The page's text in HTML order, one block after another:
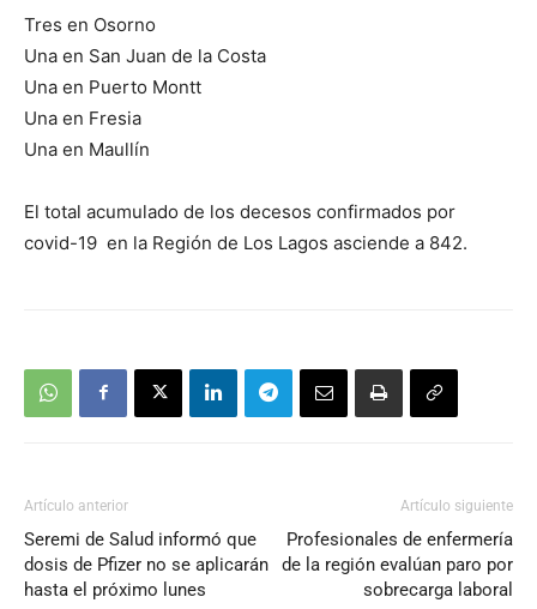
Tres en Osorno
Una en San Juan de la Costa
Una en Puerto Montt
Una en Fresia
Una en Maullín
El total acumulado de los decesos confirmados por
covid-19 en la Región de Los Lagos asciende a 842.
Artículo anterior
Seremi de Salud informó que
dosis de Pfizer no se aplicarán
hasta el próximo lunes
Artículo siguiente
Profesionales de enfermería
de la región evalúan paro por
sobrecarga laboral